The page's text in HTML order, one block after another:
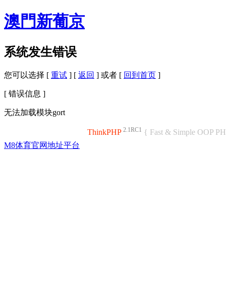
澳門新葡京
系统发生错误
您可以选择 [ 重试 ] [ 返回 ] 或者 [ 回到首页 ]
[ 错误信息 ]
无法加载模块gort
ThinkPHP 2.1RC1 { Fast & Simple OOP
M8体育官网地址平台